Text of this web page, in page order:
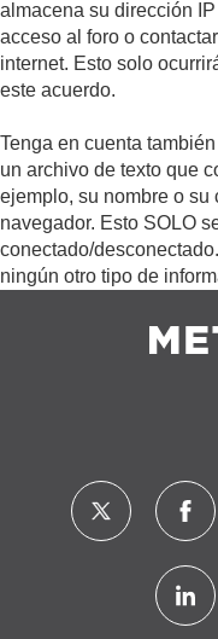
almacena su dirección
acceso al foro o
internet. Esto solo
este acuerdo.
Tenga en cuenta
un archivo de texto que
ejemplo, su nombre o su
navegador. Esto SOLO
conectado/
ningún otro tipo de